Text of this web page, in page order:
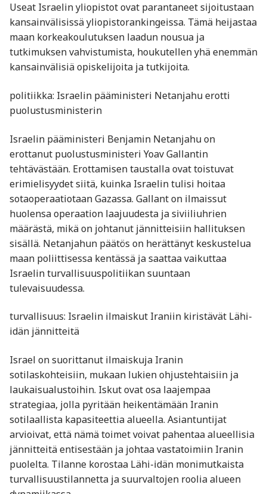
Useat Israelin yliopistot ovat parantaneet sijoitustaan
kansainvälisissä yliopistorankingeissa. Tämä heijastaa
maan korkeakoulutuksen laadun nousua ja
tutkimuksen vahvistumista, houkutellen yhä enemmän
kansainvälisiä opiskelijoita ja tutkijoita.
politiikka: Israelin pääministeri Netanjahu erotti
puolustusministerin
Israelin pääministeri Benjamin Netanjahu on
erottanut puolustusministeri Yoav Gallantin
tehtävästään. Erottamisen taustalla ovat toistuvat
erimielisyydet siitä, kuinka Israelin tulisi hoitaa
sotaoperaatiotaan Gazassa. Gallant on ilmaissut
huolensa operaation laajuudesta ja siviiliuhrien
määrästä, mikä on johtanut jännitteisiin hallituksen
sisällä. Netanjahun päätös on herättänyt keskustelua
maan poliittisessa kentässä ja saattaa vaikuttaa
Israelin turvallisuuspolitiikan suuntaan
tulevaisuudessa.
turvallisuus: Israelin ilmaiskut Iraniin kiristävät Lähi-
idän jännitteitä
Israel on suorittanut ilmaiskuja Iranin
sotilaskohteisiin, mukaan lukien ohjustehtaisiin ja
laukaisualustoihin. Iskut ovat osa laajempaa
strategiaa, jolla pyritään heikentämään Iranin
sotilaallista kapasiteettia alueella. Asiantuntijat
arvioivat, että nämä toimet voivat pahentaa alueellisia
jännitteitä entisestään ja johtaa vastatoimiin Iranin
puolelta. Tilanne korostaa Lähi-idän monimutkaista
turvallisuustilannetta ja suurvaltojen roolia alueen